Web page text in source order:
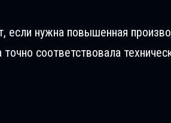
нужна повышенная
соответствовала